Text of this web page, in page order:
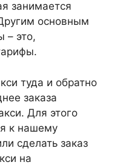
занимается
основным
– это,
туда и обратно
заказа
Для этого
к нашему
сделать заказ
на